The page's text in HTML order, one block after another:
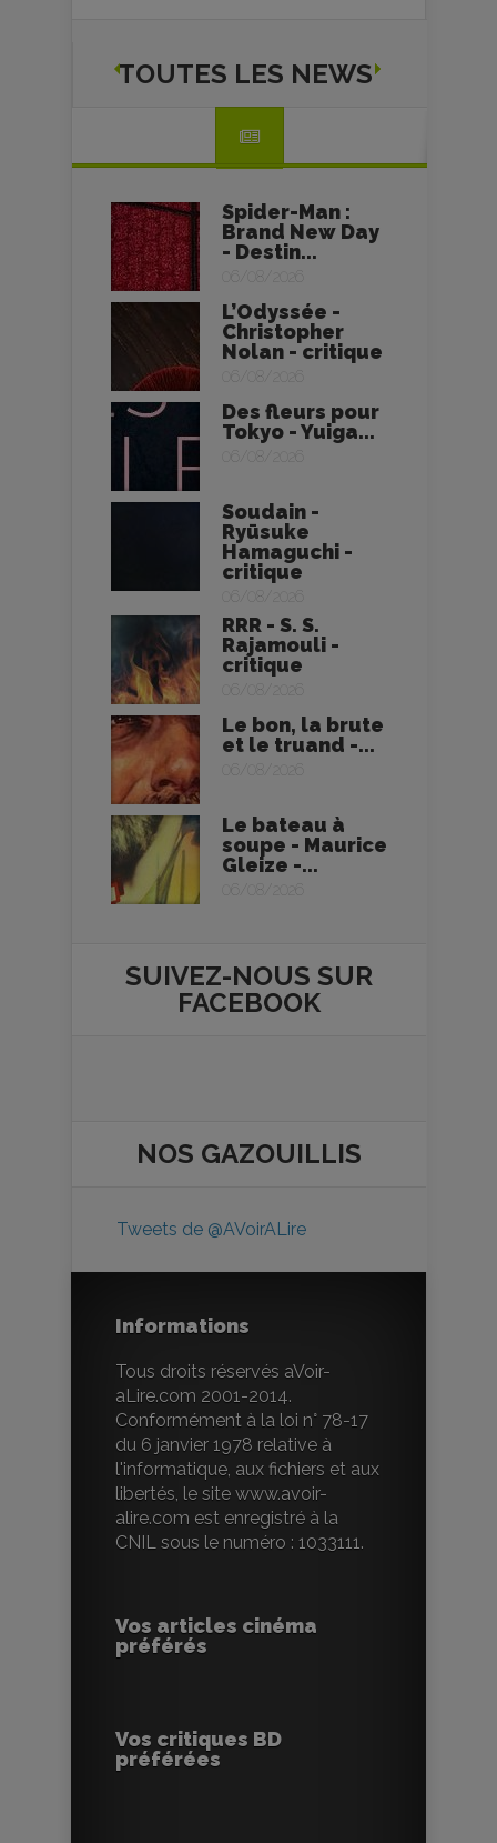
TOUTES LES NEWS
Spider-Man :
Brand New Day
- Destin...
06/08/2026
L’Odyssée -
Christopher
Nolan - critique
06/08/2026
Des fleurs pour
Tokyo - Yuiga...
06/08/2026
Soudain -
Ryūsuke
Hamaguchi -
critique
06/08/2026
RRR - S. S.
Rajamouli -
critique
06/08/2026
Le bon, la brute
et le truand -...
06/08/2026
Le bateau à
soupe - Maurice
Gleize -...
06/08/2026
SUIVEZ-NOUS SUR
FACEBOOK
NOS GAZOUILLIS
Tweets de @AVoirALire
Informations
Tous droits réservés aVoir-
aLire.com 2001-2014.
Conformément à la loi n° 78-17
du 6 janvier 1978 relative à
l'informatique, aux fichiers et aux
libertés, le site www.avoir-
alire.com est enregistré à la
CNIL sous le numéro : 1033111.
Vos articles cinéma
préférés
Vos critiques BD
préférées